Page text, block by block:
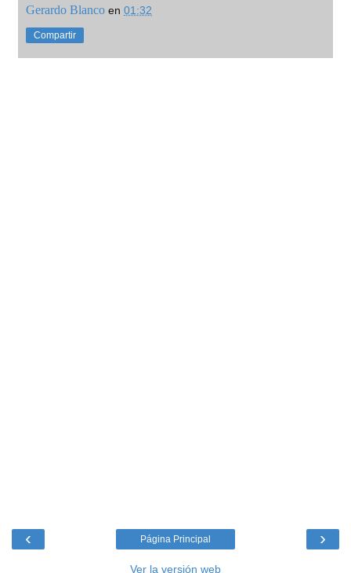
Gerardo Blanco en 01:32
Compartir
‹ ›
Página Principal
Ver la versión web